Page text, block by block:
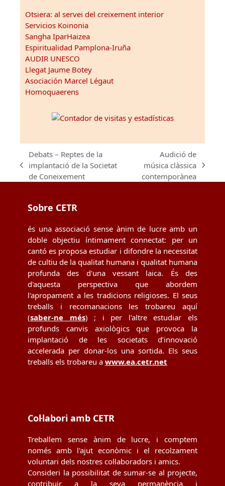
Otsiera: al servei del creixement interior
Servicios Koinonia
Sangha IparHaizea
Espiritualidad Pamplona-Iruña
AUDIR UNESCO
Llegat Jaume Botey
Asociación Marcel Légaut
Homoquaerens
previous
post:
Debats – Reptes de la
implantació de la Societat
de Coneixement
next
post:
Audició de
música clàssica
contemporànea
Sobre CETR
és una associació sense ànim de lucre amb un
doble objectiu íntimament connectat: per un
cantó es proposa estudiar i difondre la necessitat
de cultiu de la qualitat humana i qualitat humana
profunda des d'una vessant laica. És des
d'aquesta perspectiva que abordem
l'apropament a les tradicions religioses. El seus
treballs i recomanacions les trobareu aquí
(saber-ne més) ; i per l'altre estudiar els
profunds canvis axiològics que provoca la
implantació de les societats d’innovació
accelerada per donar-los una sortida. Els seus
treballs els trobareu a www.ea.cetr.net
Col·labori amb CETR
Treballem sense ànim de lucre, i comptem
només amb l'ajut econòmic i el recolzament
voluntari dels nostres col·laboradors i amics.
Consideri la possibilitat de sumar-se al projecte,
contribuir a la seva permanència i